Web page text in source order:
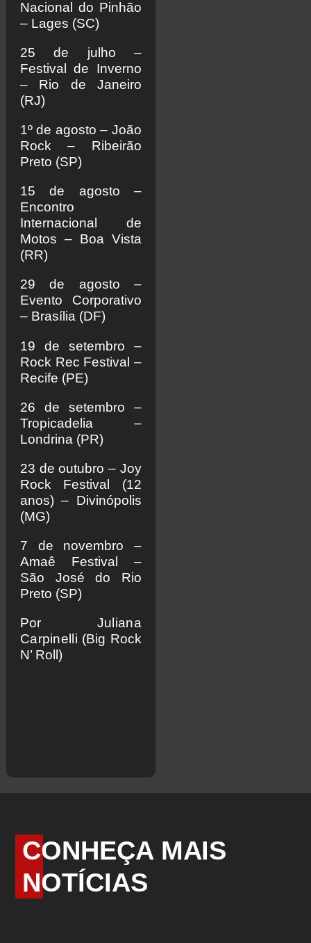
Nacional do Pinhão
– Lages (SC)
25 de julho –
Festival de Inverno
– Rio de Janeiro
(RJ)
1º de agosto – João
Rock – Ribeirão
Preto (SP)
15 de agosto –
Encontro
Internacional de
Motos – Boa Vista
(RR)
29 de agosto –
Evento Corporativo
– Brasília (DF)
19 de setembro –
Rock Rec Festival –
Recife (PE)
26 de setembro –
Tropicadelia –
Londrina (PR)
23 de outubro – Joy
Rock Festival (12
anos) – Divinópolis
(MG)
7 de novembro –
Amaê Festival –
São José do Rio
Preto (SP)
Por Juliana
Carpinelli (Big Rock
N’ Roll)
CONHEÇA MAIS
NOTÍCIAS